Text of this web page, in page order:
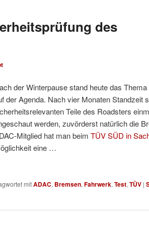
des
der Winterpause stand heute das
der Agenda. Nach vier Monaten Standzeit
Teile des Roadsters
werden, zuvörderst natürlich die
Mitglied hat man beimTÜV SÜD in
eine …
mitADAC, Bremsen, Fahrwerk, Test, TÜV |